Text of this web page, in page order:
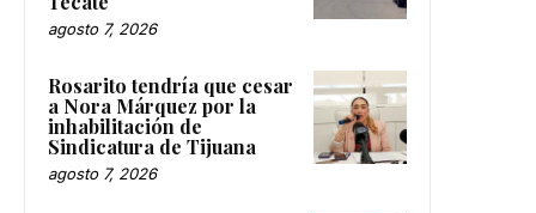
agosto 7, 2026
Rosarito tendría que cesar
a Nora Márquez por la
inhabilitación de
Sindicatura de Tijuana
agosto 7, 2026